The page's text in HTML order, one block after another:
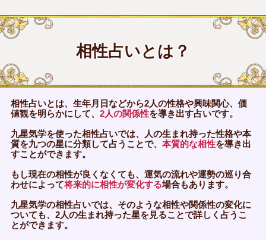
相性占いとは？
相性占いとは、生年月日などから2人の性格や興味関心、価
値観を明らかにして、 2人の関係性を導き出す占いです。
九星気学を使った相性占いでは、人の生まれ持った性格や本
質を九つの星に分類して占うことで、 本質的な相性を導き出
すことができます。
もし現在の相性が良くなくても、運気の流れや運勢の巡り合
わせによって将来的に相性が変化する場合もあります。
九星気学の相性占いでは、そのような相性や関係性の変化に
ついても、2人の生まれ持った星を見ることで詳しく占うこ
とができます。